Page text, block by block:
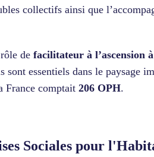
collectifs ainsi que
de facilitateur à l’ascension
sont essentiels dans le paysage
France comptait 206 OPH.
Sociales pour